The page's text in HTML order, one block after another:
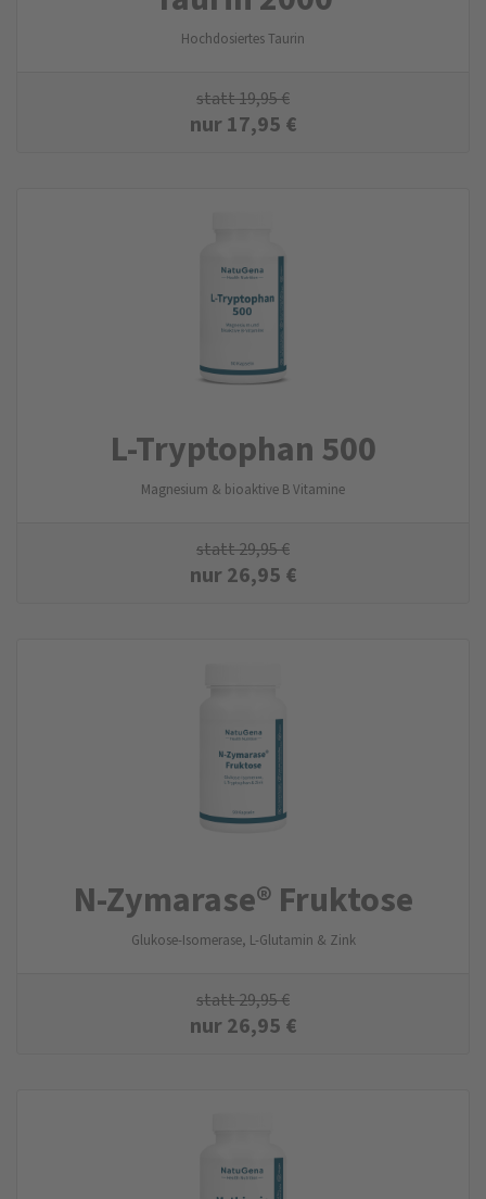
Hochdosiertes Taurin
statt19,95€
nur17,95 €
L-Tryptophan 500
Magnesium & bioaktive B Vitamine
statt29,95€
nur26,95 €
N-Zymarase® Fruktose
Glukose-Isomerase, L-Glutamin & Zink
statt29,95€
nur26,95 €